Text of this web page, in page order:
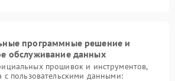
программные решение и
обслуживание данных
прошивок и инструментов,
с пользовательскими данными: